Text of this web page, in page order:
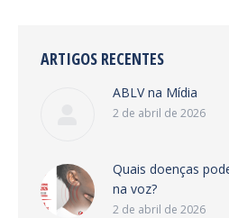
ARTIGOS RECENTES
ABLV na Mídia
2 de abril de 2026
Quais doenças
na voz?
2 de abril de 2026